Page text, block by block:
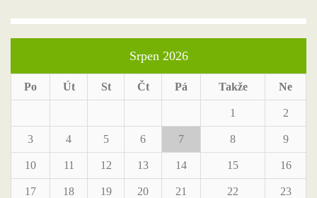
Srpen 2026
Po Út St Čt Pá Takže Ne
1 2
3 4 5 6 7 8 9
10 11 12 13 14 15 16
17 18 19 20 21 22 23